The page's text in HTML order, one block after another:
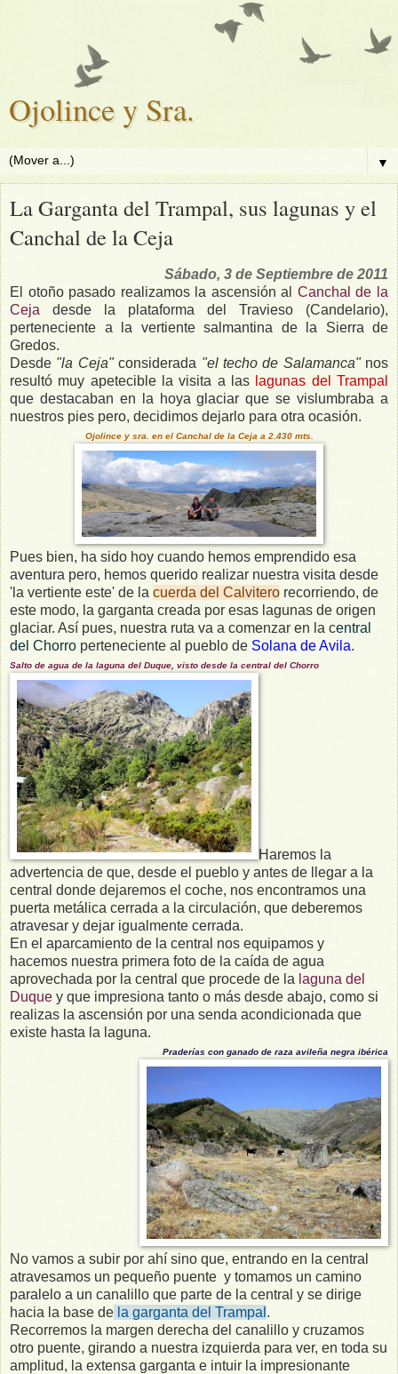
Ojolince y Sra.
▼
La Garganta del Trampal, sus lagunas y el
Canchal de la Ceja
Sábado, 3 de Septiembre de 2011
El otoño pasado realizamos la ascensión al Canchal de la
Ceja desde la plataforma del Travieso (Candelario),
perteneciente a la vertiente salmantina de la Sierra de
Gredos.
Desde "la Ceja"considerada "el techo de Salamanca"nos
resultó muy apetecible la visita a las lagunas del Trampal
que destacaban en la hoya glaciar que se vislumbraba a
nuestros pies pero, decidimos dejarlo para otra ocasión.
Ojolince y sra. en el Canchal de la Ceja a 2.430 mts.
Pues bien, ha sido hoy cuando hemos emprendido esa
aventura pero, hemos querido realizar nuestra visita desde
'la vertiente este' de la cuerda del Calvitero recorriendo, de
este modo, la garganta creada por esas lagunas de origen
glaciar. Así pues, nuestra ruta va a comenzar en la central
del Chorro perteneciente al pueblo de Solana de Avila.
Salto de agua de la laguna del Duque, visto desde la central del Chorro
Haremos la
advertencia de que, desde el pueblo y antes de llegar a la
central donde dejaremos el coche, nos encontramos una
puerta metálica cerrada a la circulación, que deberemos
atravesar y dejar igualmente cerrada.
En el aparcamiento de la central nos equipamos y
hacemos nuestra primera foto de la caída de agua
aprovechada por la central que procede de la laguna del
Duque y que impresiona tanto o más desde abajo, como si
realizas la ascensión por una senda acondicionada que
existe hasta la laguna.
Praderías con ganado de raza avileña negra ibérica
No vamos a subir por ahí sino que, entrando en la central
atravesamos un pequeño puente y tomamos un camino
paralelo a un canalillo que parte de la central y se dirige
hacia la base de la garganta del Trampal .
Recorremos la margen derecha del canalillo y cruzamos
otro puente, girando a nuestra izquierda para ver, en toda su
amplitud, la extensa garganta e intuir la impresionante